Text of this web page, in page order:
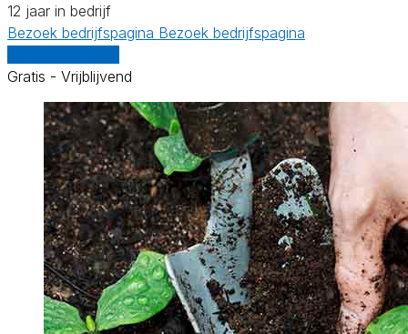
12 jaar in bedrijf
Bezoek bedrijfspagina Bezoek bedrijfspagina
Gratis - Vrijblijvend